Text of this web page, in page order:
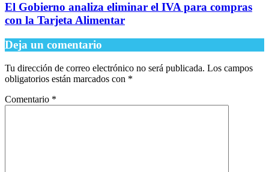
El Gobierno analiza eliminar el IVA para compras
con la Tarjeta Alimentar
Deja un comentario
Tu dirección de correo electrónico no será publicada. Los campos
obligatorios están marcados con *
Comentario *